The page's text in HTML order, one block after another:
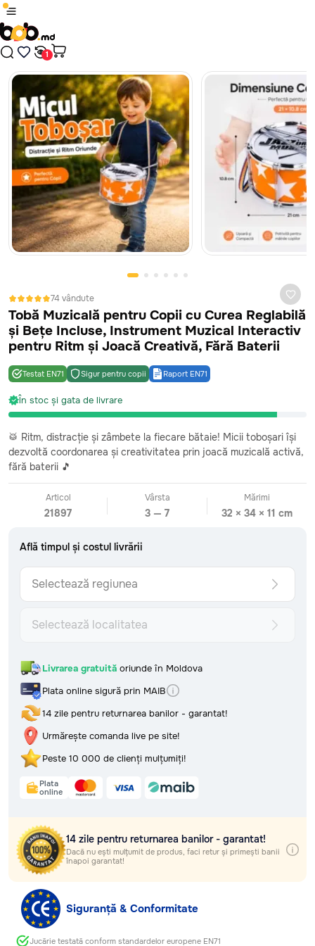
74 vândute
Tobă Muzicală pentru Copii cu Curea Reglabilă
și Bețe Incluse, Instrument Muzical Interactiv
pentru Ritm și Joacă Creativă, Fără Baterii
Testat EN71 Sigur pentru copii Raport EN71
În stoc și gata de livrare
🥁 Ritm, distracție și zâmbete la fiecare bătaie! Micii toboșari își
dezvoltă coordonarea și creativitatea prin joacă muzicală activă,
fără baterii 🎵
Articol
21897
Vârsta
3 — 7
Mărimi
32 × 34 × 11 cm
Află timpul și costul livrării
Selectează regiunea
Selectează localitatea
Livrarea gratuită oriunde în Moldova
Plata online sigură prin MAIB
14 zile pentru returnarea banilor - garantat!
Urmărește comanda live pe site!
Peste 10 000 de clienți mulțumiți!
Plata
online
14 zile pentru returnarea banilor - garantat!
Dacă nu ești mulțumit de produs, faci retur și primești banii
înapoi garantat!
Siguranță & Conformitate
Jucărie testată conform standardelor europene EN71
74 vândute
Testat EN71 Sigur pentru copii Raport EN71
În stoc și gata de livrare
Selectează regiunea
Livrarea gratuită
CATEGORII
Toate
Bebeluși
0-2 ani
Fetițe mici 2-4 ani
Băieți mici 2-4 ani
Fetițe preșcolare
Băieți preșcolari 4-6 ani
Fetițe școlare 7+ ani
Băieți școlari 7+ ani
Văzute recent
INFORMAȚII
Urmărește comanda
Formular de retur
Livrare: detalii și costuri
Retur, rambursări și garanție
răspunsuri
Politica de confidențialitate
Termeni și condiții
În cazul în care jucăria nu corespunde ca calitate, este defectă
sau nu arată așa cum te-ai așteptat, ai 14 zile la dispoziție să
ceri banii înapoi sau să schimbi jucăria. Vom prelua jucăria de la
tine de acasă sau oficiu, absolut gratuit. Mai mult despre
Plăți sigure cu card bancar, prin platforma MAIB, fără
comisioane, indiferent de banca ta.
Nici un rezultat găsit
Produsul a fost adăugat în coș
Continuă cumpărăturile
Treci în coș